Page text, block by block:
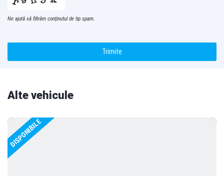
Ne ajută să filtrăm conținutul de tip spam.
Trimite
i
f
e
l
Alte vehicule
DISPONIBILE